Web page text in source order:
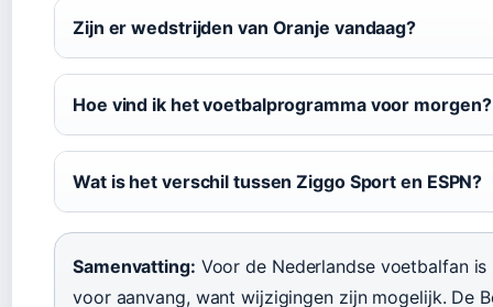
Zijn er wedstrijden van Oranje vandaag?
Hoe vind ik het voetbalprogramma voor morgen?
Wat is het verschil tussen Ziggo Sport en ESPN?
Samenvatting: Voor de Nederlandse voetbalfan
voor aanvang, want wijzigingen zijn mogelijk. De